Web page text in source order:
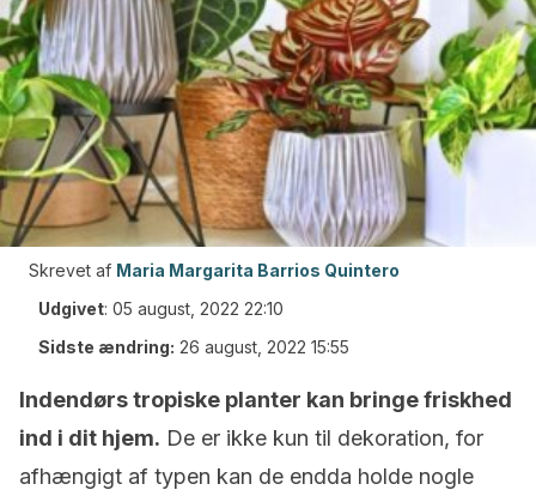
Skrevet af Maria Margarita Barrios Quintero
Udgivet: 05 august, 2022 22:10
Sidste ændring: 26 august, 2022 15:55
Indendørs tropiske planter kan bringe friskhed
ind i dit hjem. De er ikke kun til dekoration, for
afhængigt af typen kan de endda holde nogle